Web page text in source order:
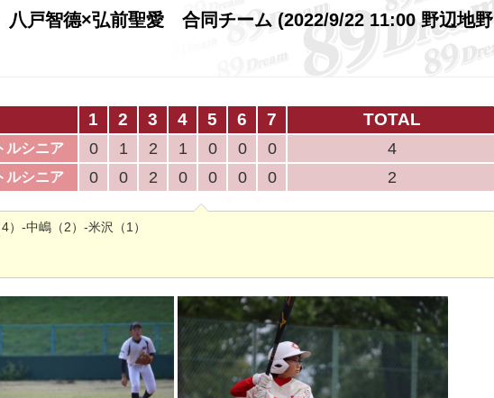
八戸智德×弘前聖愛 合同チーム (2022/9/22 11:00 野辺地野
1 2 3 4 5 6 7 TOTAL
ルシニア 0 1 2 1 0 0 0 4
ルシニア 0 0 2 0 0 0 0 2
-中嶋（2）-米沢（1）